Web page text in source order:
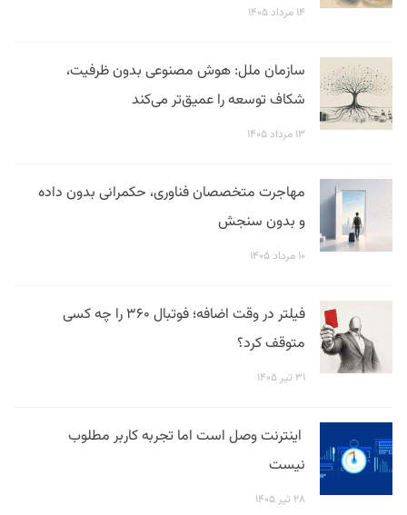
۱۴ مرداد ۱۴۰۵
سازمان ملل: هوش مصنوعی بدون ظرفیت،
شکاف توسعه را عمیق‌تر می‌کند
۱۳ مرداد ۱۴۰۵
مهاجرت متخصصان فناوری، حکمرانی بدون داده
و بدون سنجش
۱۰ مرداد ۱۴۰۵
فیلتر در وقت اضافه؛ فوتبال ۳۶۰ را چه کسی
متوقف کرد؟
۳۱ تیر ۱۴۰۵
اینترنت وصل است اما تجربه کاربر مطلوب
نیست
۲۸ تیر ۱۴۰۵